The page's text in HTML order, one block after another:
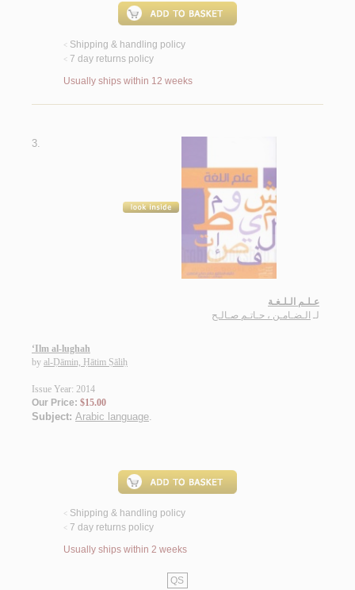
< Shipping & handling policy
< 7 day returns policy
Usually ships within 12 weeks
3.
عـلـم الـلـغـة
لـ الـضـامـن ، حـاتـم صـالـح
‘Ilm al-lughah
by al-Ḍāmin, Ḥātim Ṣāliḥ
Issue Year: 2014
Our Price: $15.00
Subject: Arabic language.
< Shipping & handling policy
< 7 day returns policy
Usually ships within 2 weeks
QS